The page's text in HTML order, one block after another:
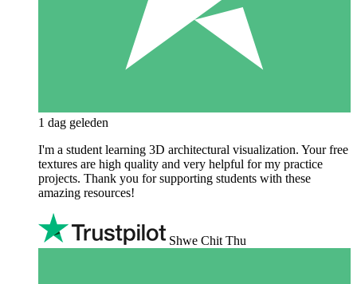
1 dag geleden
I'm a student learning 3D architectural visualization. Your free
textures are high quality and very helpful for my practice
projects. Thank you for supporting students with these
amazing resources!
Shwe Chit Thu